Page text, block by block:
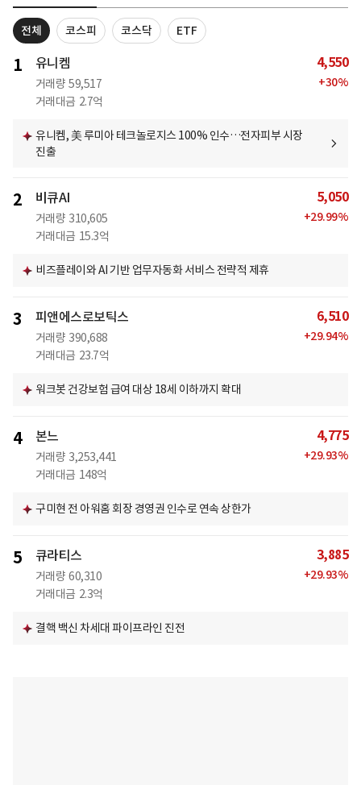
전체 코스피 코스닥 ETF
1 유니켐
거래량 59,517
거래대금 2.7억
4,550
+30%
유니켐, 美 루미아 테크놀로지스 100% 인수…전자피부 시장
진출
2 비큐AI
거래량 310,605
거래대금 15.3억
5,050
+29.99%
비즈플레이와 AI 기반 업무자동화 서비스 전략적 제휴
3 피앤에스로보틱스
거래량 390,688
거래대금 23.7억
6,510
+29.94%
워크봇 건강보험 급여 대상 18세 이하까지 확대
4 본느
거래량 3,253,441
거래대금 148억
4,775
+29.93%
구미현 전 아워홈 회장 경영권 인수로 연속 상한가
5 큐라티스
거래량 60,310
거래대금 2.3억
3,885
+29.93%
결핵 백신 차세대 파이프라인 진전